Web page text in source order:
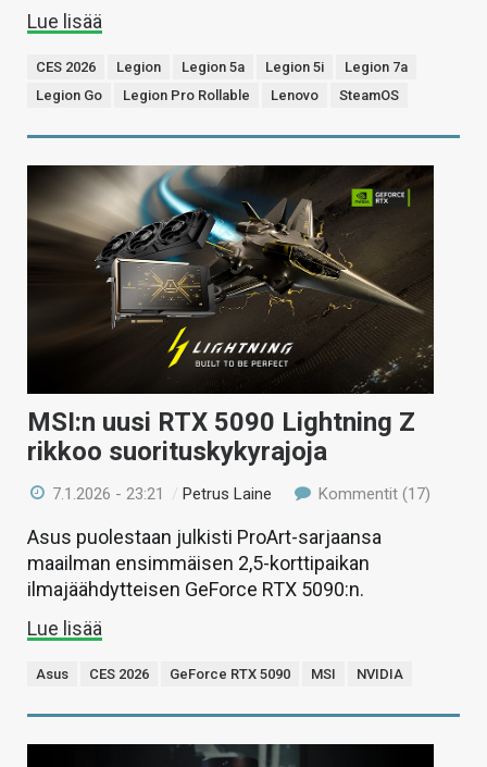
Lue lisää
CES 2026 Legion Legion 5a Legion 5i
Legion 7a
Legion Go
Legion Pro Rollable Lenovo SteamOS
MSI:n uusi RTX 5090 Lightning Z
rikkoo suorituskykyrajoja
7.1.2026 - 23:21 /Petrus Laine Kommentit (17)
Asus puolestaan julkisti ProArt-sarjaansa
maailman ensimmäisen 2,5-korttipaikan
ilmajäähdytteisen GeForce RTX 5090:n.
Lue lisää
Asus CES 2026 GeForce RTX 5090 MSI NVIDIA